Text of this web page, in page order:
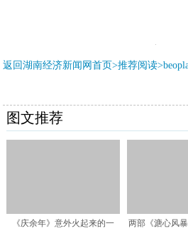
返回湖南经济新闻网首页>推荐阅读>
图文推荐
《庆余年》意外火起来的一
两部《溏心风